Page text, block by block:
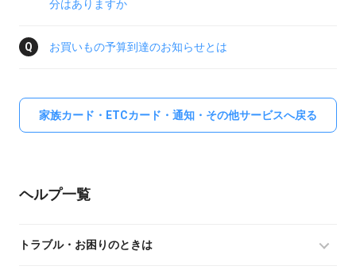
分はありますか
お買いもの予算到達のお知らせとは
家族カード・ETCカード・通知・その他サービスへ戻る
ヘルプ
トラブル・お困りのときは